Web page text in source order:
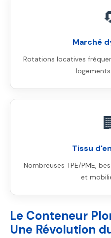
Marché
Rotations locatives
Tissu
Nombreuses TPE/PME,
et
Le Conteneur
Une Révolution